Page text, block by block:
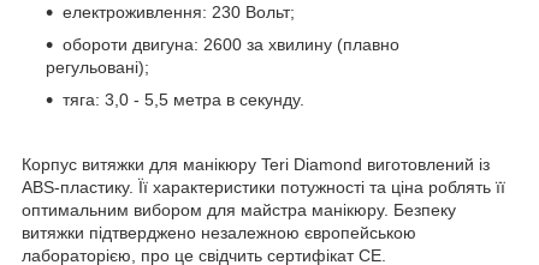
електроживлення: 230 Вольт;
обороти двигуна: 2600 за хвилину (плавно
регульовані);
тяга: 3,0 - 5,5 метра в секунду.
Корпус витяжки для манікюру Teri Diamond виготовлений із
ABS-пластику. Її характеристики потужності та ціна роблять її
оптимальним вибором для майстра манікюру. Безпеку
витяжки підтверджено незалежною європейською
лабораторією, про це свідчить сертифікат CE.